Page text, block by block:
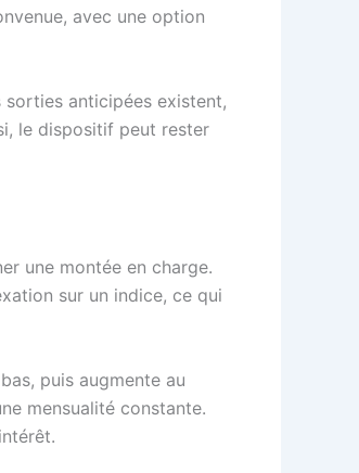
avec une option
sorties anticipées existent,
le dispositif peut rester
une montée en charge.
sur un indice, ce qui
puis augmente au
mensualité constante.